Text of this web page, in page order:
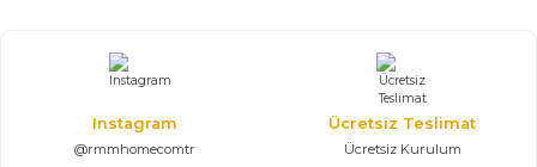
Instagram
@rmmhomecomtr
Ücretsiz Teslimat
Ücretsiz Kurulum